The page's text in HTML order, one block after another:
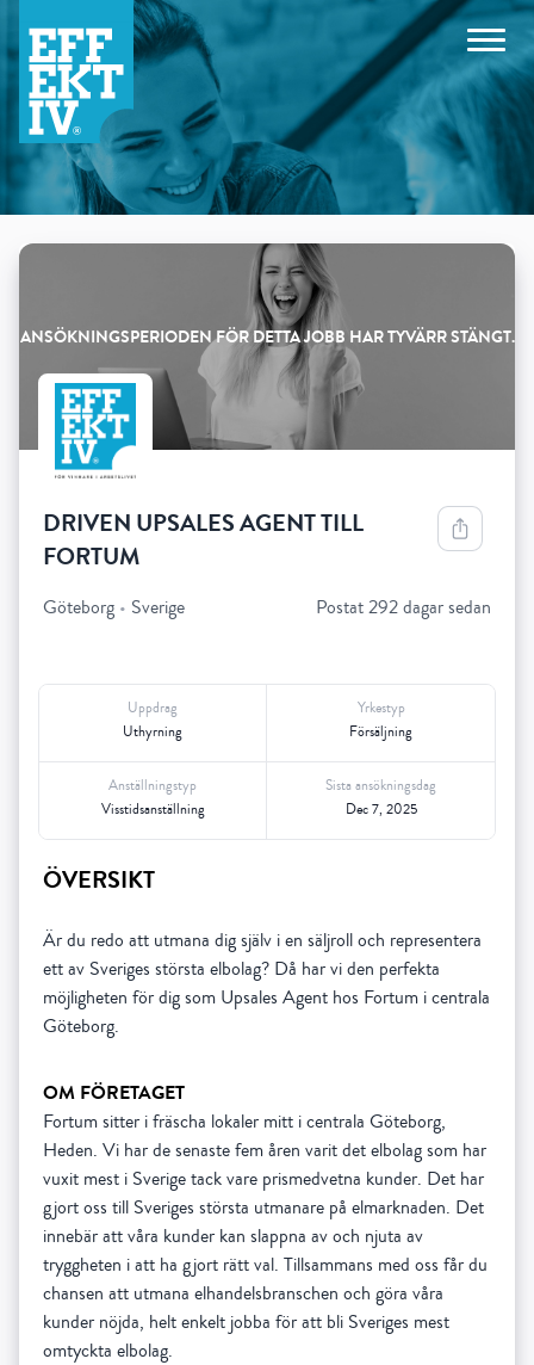
Products
DRIVEN UPSALES AGENT TILL
FORTUM
Göteborg • Sverige Postat 292 dagar sedan
Uthyrning
Uppdrag
Försäljning
Yrkestyp
Visstidsanställning
Anställningstyp
Dec 7, 2025
Sista ansökningsdag
ÖVERSIKT
Är du redo att utmana dig själv i en säljroll och representera
ett av Sveriges största elbolag? Då har vi den perfekta
möjligheten för dig som Upsales Agent hos Fortum i centrala
Göteborg.
OM FÖRETAGET
Fortum sitter i fräscha lokaler mitt i centrala Göteborg,
Heden. Vi har de senaste fem åren varit det elbolag som har
vuxit mest i Sverige tack vare prismedvetna kunder. Det har
gjort oss till Sveriges största utmanare på elmarknaden. Det
innebär att våra kunder kan slappna av och njuta av
tryggheten i att ha gjort rätt val. Tillsammans med oss får du
chansen att utmana elhandelsbranschen och göra våra
kunder nöjda, helt enkelt jobba för att bli Sveriges mest
omtyckta elbolag.